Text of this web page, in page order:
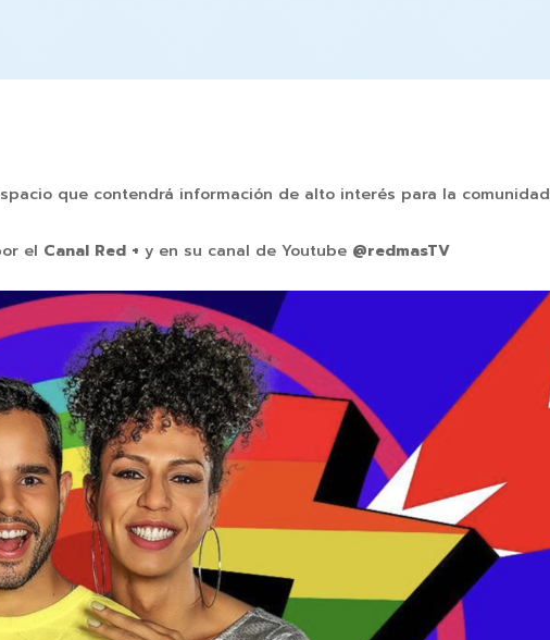
que contendrá información de alto interés para la comunidad
el Canal Red + y en su canal de Youtube @redmasTV